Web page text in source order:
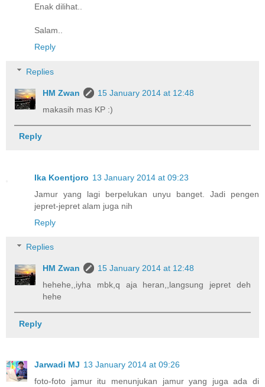
Enak dilihat..
Salam..
Reply
Replies
HM Zwan
15 January 2014 at 12:48
makasih mas KP :)
Reply
Ika Koentjoro 13 January 2014 at 09:23
Jamur yang lagi berpelukan unyu banget. Jadi pengen
jepret-jepret alam juga nih
Reply
Replies
HM Zwan
15 January 2014 at 12:48
hehehe,,iyha mbk,q aja heran,,langsung jepret deh
hehe
Reply
Jarwadi MJ 13 January 2014 at 09:26
foto-foto jamur itu menunjukan jamur yang juga ada di